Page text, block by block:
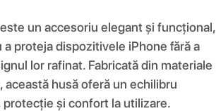
un accesoriu elegant și funcțional,
proteja dispozitivele iPhone fără a
lor rafinat. Fabricată din materiale
această husă oferă un echilibru
și confort la utilizare.